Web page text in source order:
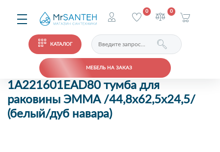
КАТАЛОГ
МЕБЕЛЬ НА ЗАКАЗ
0 0
1A221601EAD80 тумба для
раковины ЭММА /44,8х62,5х24,5/
(белый/дуб навара)